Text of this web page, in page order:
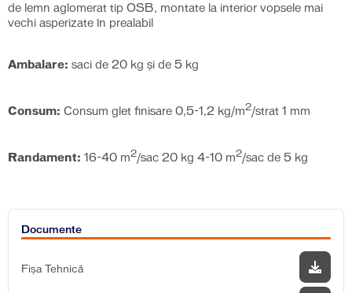
de lemn aglomerat tip OSB, montate la interior vopsele mai
vechi asperizate în prealabil
Ambalare: saci de 20 kg și de 5 kg
Consum: Consum glet finisare 0,5-1,2 kg/m2/strat 1 mm
Randament: 16-40 m2/sac 20 kg 4-10 m2/sac de 5 kg
Documente
Fișa Tehnică